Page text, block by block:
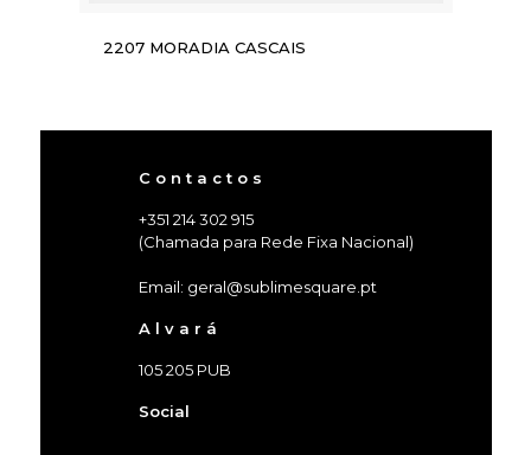
2207 MORADIA CASCAIS
C o n t a c t o s
+351 214 302 915
(Chamada para Rede Fixa Nacional)
Email: geral@sublimesquare.pt
A l v a r á
105 205 PUB
Social